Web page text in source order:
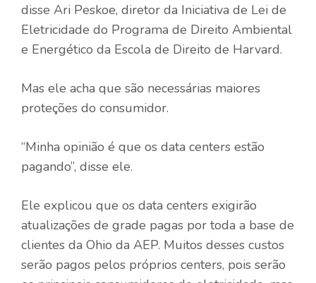
disse Ari Peskoe, diretor da Iniciativa de Lei de
Eletricidade do Programa de Direito Ambiental
e Energético da Escola de Direito de Harvard.
Mas ele acha que são necessárias maiores
proteções do consumidor.
“Minha opinião é que os data centers estão
pagando”, disse ele.
Ele explicou que os data centers exigirão
atualizações de grade pagas por toda a base de
clientes da Ohio da AEP. Muitos desses custos
serão pagos pelos próprios centers, pois serão